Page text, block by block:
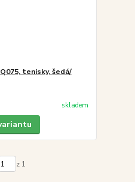
tenisky, šedá/
skladem
z 1